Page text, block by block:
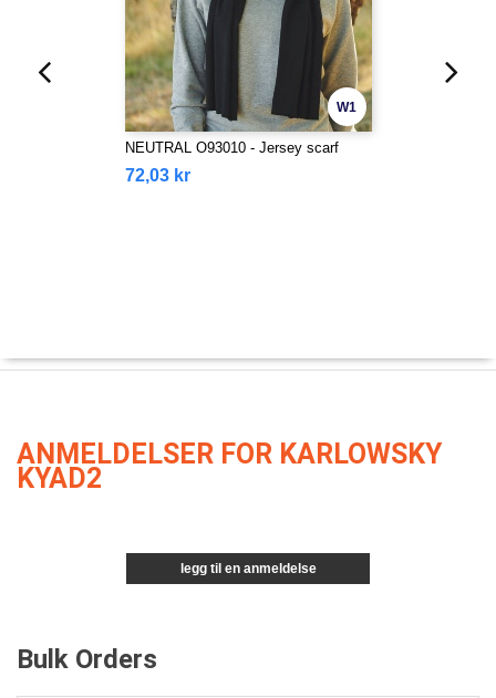
W1
NEUTRAL O93010 - Jersey scarf
72,03 kr
ANMELDELSER FOR KARLOWSKY
KYAD2
legg til en anmeldelse
Bulk Orders